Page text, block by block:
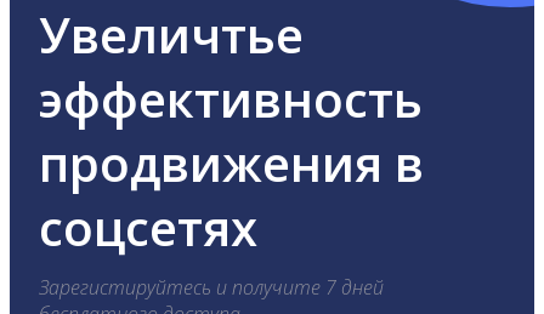
Увеличтье
эффективность
продвижения в
соцсетях
Зарегистируйтесь и получите 7 дней